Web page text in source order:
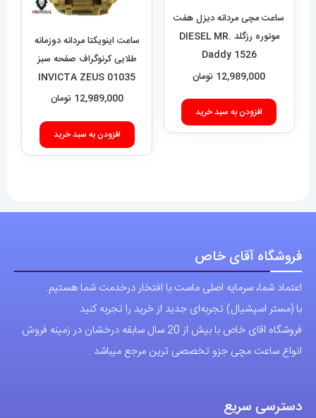
طلایی کرنوگراف صفحه سبز
12,989,000تومان
افزودن به سبد خرید
با (مستر اسپشیال) تجربه‌ای جدید از خرید را تجربه کنید.
فروشگاه اقای خاص با بیش از 20 سال سابقه درخشان در زمینه فروش
انواع ساعت مچی جزو تخصصی ترین مرجع میباشد .
دسترسی سریع
شرایط و قوانین